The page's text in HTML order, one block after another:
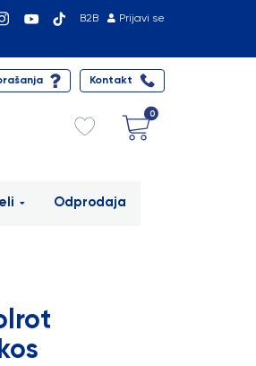
B2B Prijavi se
Kontakt
0
Odprodaja